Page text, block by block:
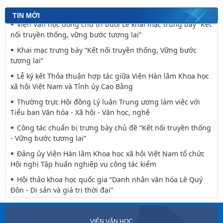
TIN MỚI
nguyên tắc tâm linh (Một khía cạnh của mã văn hóa
Viện Văn học đồng chủ trì buổi Lễ khai mạc trưng bày “Kết
nối truyền thống, vững bước tương lai”
Khai mạc trưng bày “Kết nối truyền thống, Vững bước
tương lai”
Lễ ký kết Thỏa thuận hợp tác giữa Viện Hàn lâm Khoa học
xã hội Việt Nam và Tỉnh ủy Cao Bằng
Thường trực Hội đồng Lý luận Trung ương làm việc với
Tiểu ban Văn hóa - Xã hội - Văn học, nghệ
Công tác chuẩn bị trưng bày chủ đề “Kết nối truyền thống
- Vững bước tương lai”
Đảng ủy Viện Hàn lâm Khoa học xã hội Việt Nam tổ chức
Hội nghị Tập huấn nghiệp vụ công tác kiểm
Hội thảo khoa học quốc gia “Danh nhân văn hóa Lê Quý
Đôn - Di sản và giá trị thời đại”
VIỆN VĂN HỌC